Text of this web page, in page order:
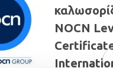
NOCN